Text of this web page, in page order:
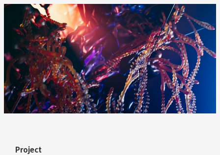
Project